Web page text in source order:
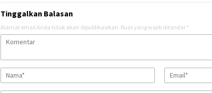
Tinggalkan Balasan
Alamat email Anda tidak akan dipublikasikan. Ruas yang wajib ditandai *